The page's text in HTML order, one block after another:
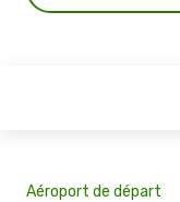
Aéroport de départ